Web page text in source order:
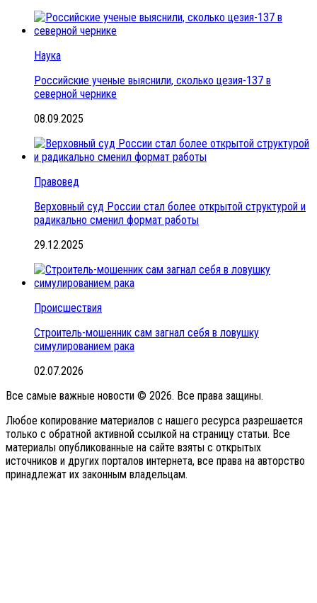
Наука
Российские ученые выяснили, сколько цезия-137 в
северной чернике
08.09.2025
Правовед
Верховный суд России стал более открытой структурой и
радикально сменил формат работы
29.12.2025
Происшествия
Строитель-мошенник сам загнал себя в ловушку
симулированием рака
02.07.2026
Все самые важные новости © 2026. Все права защины.
Любое копирование материалов с нашего ресурса разрешается
только с обратной активной ссылкой на страницу статьи. Все
материалы опубликованные на сайте взяты с открытых
источников и других порталов интернета, все права на авторство
принадлежат их законным владельцам.